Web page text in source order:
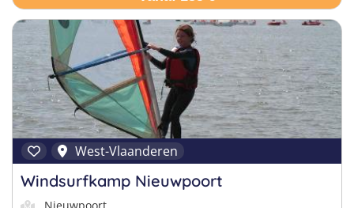
West-Vlaanderen
Windsurfkamp Nieuwpoort